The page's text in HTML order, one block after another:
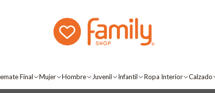
Final Mujer Hombre Juvenil Infantil Ropa Interior Calzado